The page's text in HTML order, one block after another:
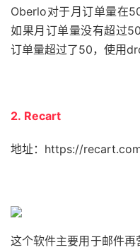
Oberlo对于月订单量在
如果月订单量没有超过
订单量超过了50，使用
2. Recart
地址：https://
这个软件主要用于邮件